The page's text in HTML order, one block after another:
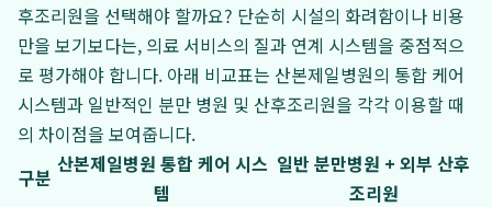
후조리원을 선택해야 할까요? 단순히 시설의 화려함이나 비용
만을 보기보다는, 의료 서비스의 질과 연계 시스템을 중점적으
로 평가해야 합니다. 아래 비교표는 산본제일병원의 통합 케어
시스템과 일반적인 분만 병원 및 산후조리원을 각각 이용할 때
의 차이점을 보여줍니다.
구분
산본제일병원 통합 케어 시스
템
일반 분만병원 + 외부 산후
조리원